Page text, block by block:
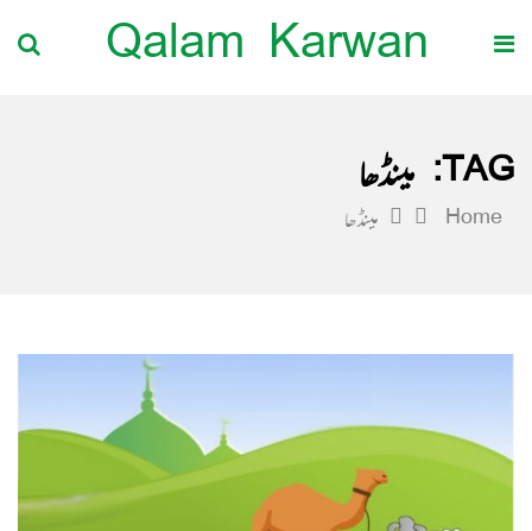
Qalam Karwan
TAG: مینڈھا
Home مینڈھا